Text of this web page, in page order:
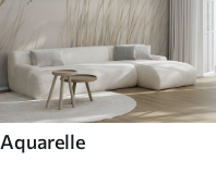
Aquarelle